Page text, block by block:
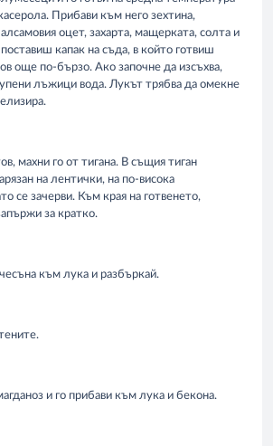
Прибави към него зехтина,
оцет, захарта, мащерката, солта и
капак на съда, в който готвиш
още по-бързо. Ако започне да изсъхва,
лъжици вода. Лукът трябва да омекне
махни го от тигана. В същия тиган
на лентички, на по-висока
се зачерви. Към края на готвенето,
за кратко.
към лука и разбъркай.
и го прибави към лука и бекона.